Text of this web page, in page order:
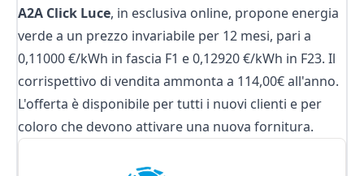
A2A Click Luce, in esclusiva online, propone energia
verde a un prezzo invariabile per 12 mesi, pari a
0,11000 €/kWh in fascia F1 e 0,12920 €/kWh in F23. Il
corrispettivo di vendita ammonta a 114,00€ all'anno.
L'offerta è disponibile per tutti i nuovi clienti e per
coloro che devono attivare una nuova fornitura.